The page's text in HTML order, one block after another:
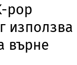
pop
използва
върне